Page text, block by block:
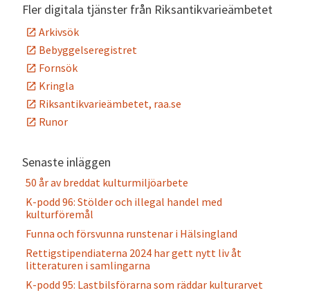
Fler digitala tjänster från Riksantikvarieämbetet
Arkivsök
Bebyggelseregistret
Fornsök
Kringla
Riksantikvarieämbetet, raa.se
Runor
Senaste inläggen
50 år av breddat kulturmiljöarbete
K-podd 96: Stölder och illegal handel med
kulturföremål
Funna och försvunna runstenar i Hälsingland
Rettigstipendiaterna 2024 har gett nytt liv åt
litteraturen i samlingarna
K-podd 95: Lastbilsförarna som räddar kulturarvet